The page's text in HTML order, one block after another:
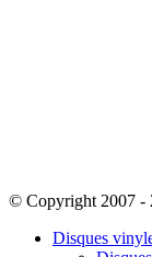
© Copyright 2007 -
Disques